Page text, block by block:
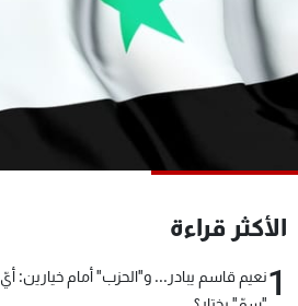
الأكثر قراءة
1نعيم قاسم يبادر... و"الحزب" أمام خيارين: أيّ
كأس العالم
البرامج
شاهد البرامج
عن MTV
الإنـتـاج
وظائف